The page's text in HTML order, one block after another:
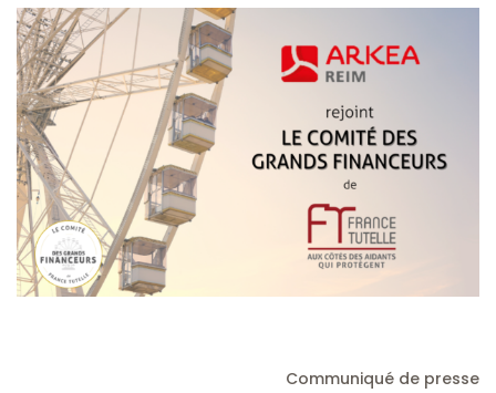
Communiqué de presse